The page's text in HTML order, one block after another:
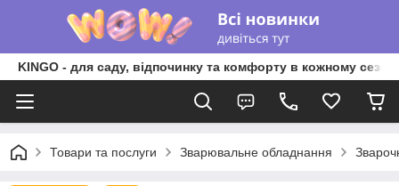
KINGO - для саду, відпочинку та комфорту в кожному
Товари та послуги Зварювальне обладнання